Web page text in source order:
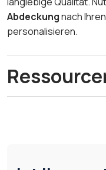
Abdeckungnach
personalisieren.